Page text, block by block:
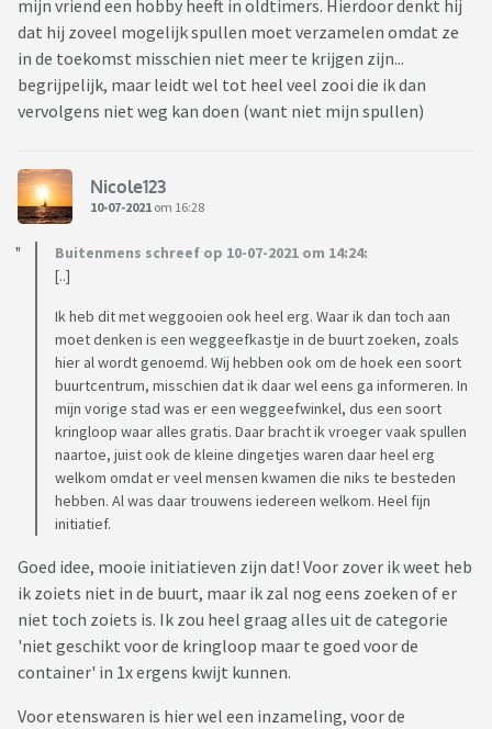
mijn vriend een hobby heeft in oldtimers. Hierdoor denkt hij
dat hij zoveel mogelijk spullen moet verzamelen omdat ze
in de toekomst misschien niet meer te krijgen zijn...
begrijpelijk, maar leidt wel tot heel veel zooi die ik dan
vervolgens niet weg kan doen (want niet mijn spullen)
Nicole123
10-07-2021 om 16:28
Buitenmens schreef op 10-07-2021 om 14:24:
[..]
Ik heb dit met weggooien ook heel erg. Waar ik dan toch aan
moet denken is een weggeefkastje in de buurt zoeken, zoals
hier al wordt genoemd. Wij hebben ook om de hoek een soort
buurtcentrum, misschien dat ik daar wel eens ga informeren. In
mijn vorige stad was er een weggeefwinkel, dus een soort
kringloop waar alles gratis. Daar bracht ik vroeger vaak spullen
naartoe, juist ook de kleine dingetjes waren daar heel erg
welkom omdat er veel mensen kwamen die niks te besteden
hebben. Al was daar trouwens iedereen welkom. Heel fijn
initiatief.
Goed idee, mooie initiatieven zijn dat! Voor zover ik weet heb
ik zoiets niet in de buurt, maar ik zal nog eens zoeken of er
niet toch zoiets is. Ik zou heel graag alles uit de categorie
'niet geschikt voor de kringloop maar te goed voor de
container' in 1x ergens kwijt kunnen.
Voor etenswaren is hier wel een inzameling, voor de